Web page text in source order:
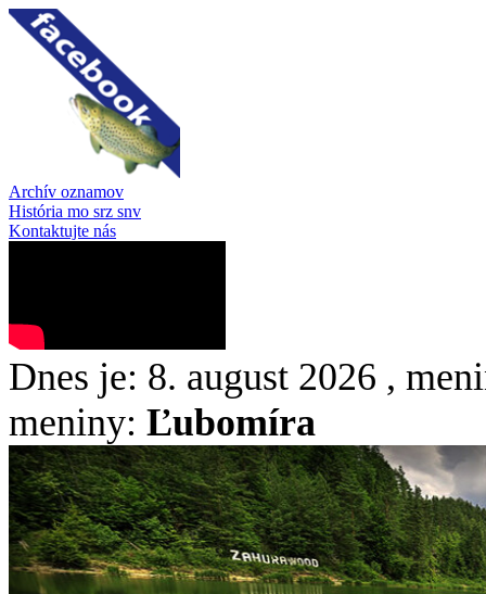
Archív oznamov
História mo srz snv
Kontaktujte nás
Dnes je: 8. august 2026 ,
meniny: Ľubomíra